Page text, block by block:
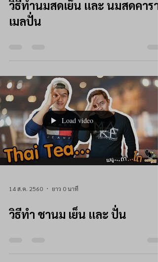
วิธีทำนมสดเย็น และ นมสดคารา
เมลปั่น
Load video
14 ส.ค. 2560 ยาว 0 นาที
วิธีทำ ชานม เย็น และ ปั่น